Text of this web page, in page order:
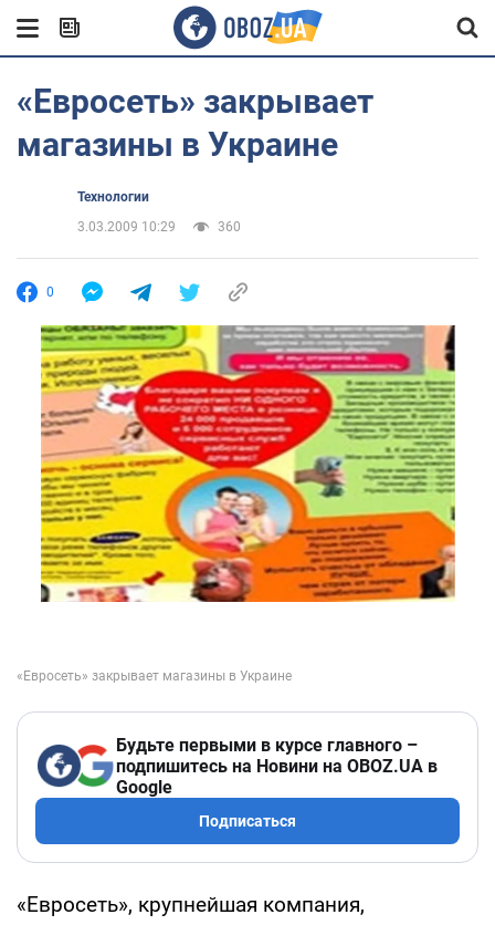
«Евросеть» закрывает
магазины в Украине
Технологии
3.03.2009 10:29
360
0
Будьте первыми в курсе главного –
подпишитесь на Новини на OBOZ.UA в
Google
Подписаться
«Евросеть», крупнейшая компания,